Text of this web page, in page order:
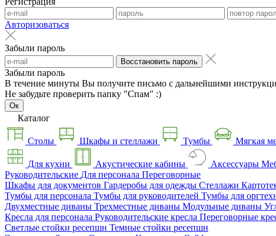
Авторизоваться
Забыли пароль
Восстановить пароль
Забыли пароль
В течение минуты Вы получите письмо с дальнейшими
Не забудьте проверить папку "Спам" :)
Ок
Каталог
Столы Шкафы и стеллажи Тумбы Мягкая
Для кухни Акустические кабины Аксессуары
Руководительские Для персонала Переговорные
Шкафы для документов Гардеробы для одежды Стеллажи
Тумбы для персонала Тумбы для руководителей Тумбы для
Двухместные диваны Трехместные диваны Модульные диваны
Кресла для персонала Руководительские кресла Переговорные
Светлые стойки ресепшн Темные стойки ресепшн